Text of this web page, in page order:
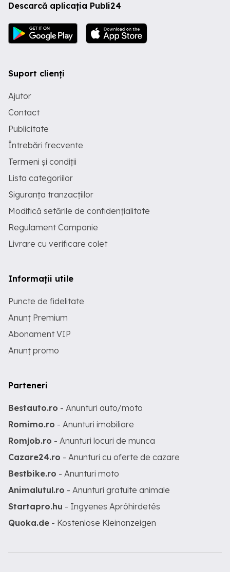
Descarcă aplicația Publi24
Suport clienți
Ajutor
Contact
Publicitate
Întrebări frecvente
Termeni și condiții
Lista categoriilor
Siguranța tranzacțiilor
Modifică setările de confidențialitate
Regulament Campanie
Livrare cu verificare colet
Informații utile
Puncte de fidelitate
Anunț Premium
Abonament VIP
Anunț promo
Parteneri
Bestauto.ro - Anunturi auto/moto
Romimo.ro - Anunturi imobiliare
Romjob.ro - Anunturi locuri de munca
Cazare24.ro - Anunturi cu oferte de cazare
Bestbike.ro - Anunturi moto
Animalutul.ro - Anunturi gratuite animale
Startapro.hu - Ingyenes Apróhirdetés
Quoka.de - Kostenlose Kleinanzeigen